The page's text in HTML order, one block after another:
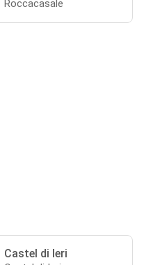
Roccacasale
Castel di Ieri